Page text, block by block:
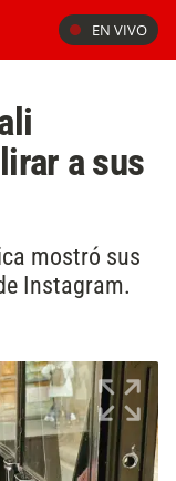
EN VIVO
a sus
mostró sus
Instagram.